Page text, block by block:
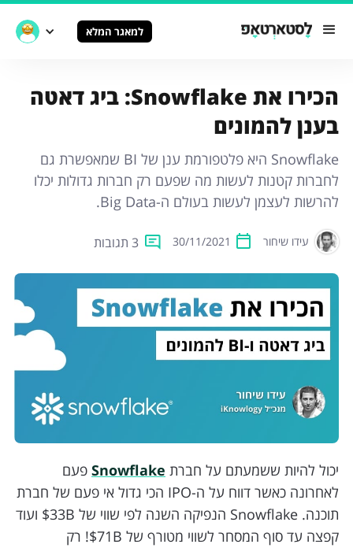
למאגר המלא
הכירו את Snowflake: ביג דאטה
בענן להמונים
Snowflake היא פלטפורמת ענן של BI שמאפשרת גם
לחברות קטנות לעשות מה שפעם רק חברות גדולות יכלו
להרשות לעצמן לעשות בעולם ה-Big Data.
עידו שיחור 30/11/2021 3 תגובות
יכול להיות ששמעתם על חברת Snowflake פעם
לאחרונה כאשר דווח על ה-IPO הכי גדול אי פעם של חברת
תוכנה. Snowflake הנפיקה השנה לפי שווי של 33B$ ועוד
קפצה עד סוף המסחר לשווי מטורף של 71B$! רק